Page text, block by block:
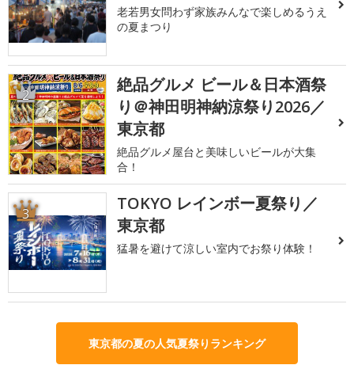
老若男女問わず家族みんなで楽しめるうえ
の夏まつり
2
絶品グルメ ビール＆日本酒祭
り＠神田明神納涼祭り2026／
東京都
絶品グルメ屋台と美味しいビールが大集
合！
3
TOKYO レインボー夏祭り／
東京都
猛暑を避けて涼しい室内でお祭り体験！
東京都の夏の人気夏祭りランキング